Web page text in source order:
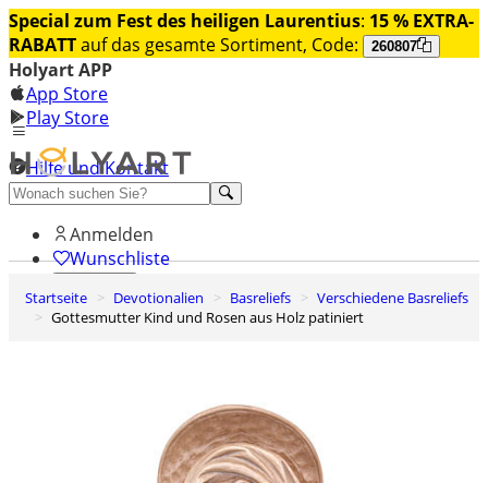
Special zum Fest des heiligen Laurentius: 15 % EXTRA-
RABATTauf das gesamte Sortiment, Code: 260807
Holyart APP
App Store
Play Store
Hilfe und Kontakt
Entdecken Sie Premium
Anmelden
Wunschliste
0
Warenkorb
Startseite Devotionalien Basreliefs
Verschiedene Basreliefs
Gottesmutter Kind und Rosen aus Holz patiniert